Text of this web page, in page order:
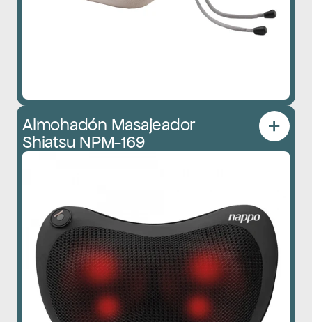
Almohadón Masajeador
Shiatsu NPM-169